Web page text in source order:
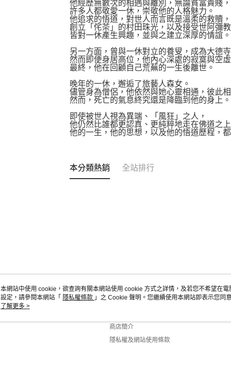
他經歷無數次的相遇與離別，無論貧富貴賤，
許多人都敬愛一休，崇敬他的人格魅力。
他追求的悟道，對世人而言既是溫柔的救贖
創立「侘茶」的村田珠光，以及接受世阿彌
皆對一休產生興趣，並與之建立深厚的情誼。
另一方面，曾與一休對立的養叟，成為大德
然而即便身居高位，他內心深處的寂寞與空
最終，他在回顧自己荒蕪的一生後離世。
晚年的一休，邂逅了旅藝人森女。
儘管身為僧侶，他依然與她心靈相通，彼此
然而，死亡的氣息終究還是降臨到他的身上。
即使被世人視為異端、「風狂」之人，
他仍然比誰都更認真、更純粹地走在佛道之上
他的一生，他的思想，以及他的悟道歷程，
本分類熱銷 全站排行
關於我們
商店簡介
隱私權及網站使用條款
本網站中使用 cookie，欲查詢有關本網站使用 cookie 方式之詳情，及若您不希望在
設定，請參閱本網站「 隱私權條款 」之 Cookie 聲明。您繼續使用本網站即表示您同
使用 cookie。
了解更多 >